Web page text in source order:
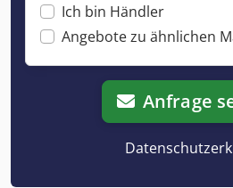
Ich bin Händler
Angebote zu ähnlichen
Anfrage